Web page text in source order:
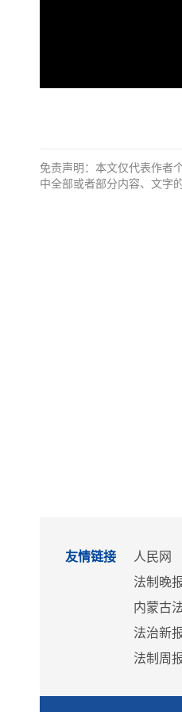
免责声明：本文仅代表作者
中全部或者部分内容、文字
友情链接 人民网
法制晚
内蒙古
法治新
法制周